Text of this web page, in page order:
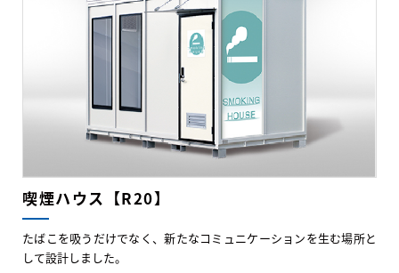
喫煙ハウス【R20】
たばこを吸うだけでなく、新たなコミュニケーションを生む場所と
して設計しました。